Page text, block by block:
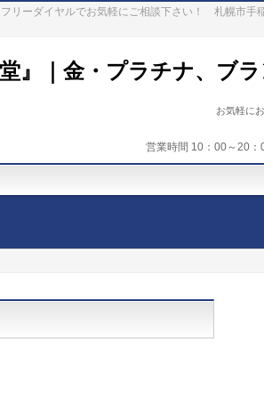
ーダイヤルでお気軽にご相談下さい！ 札幌市手
』｜金・プラチナ、ブ
お気軽
営業時間 10：00～20